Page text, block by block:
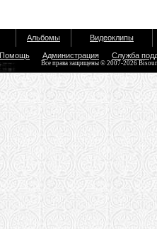
Альбомы Видеоклипы
Помощь Администрация Служба
Все права защищены © 2007-2026